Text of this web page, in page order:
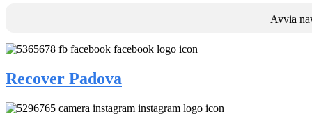
Avvia
Recover Padova